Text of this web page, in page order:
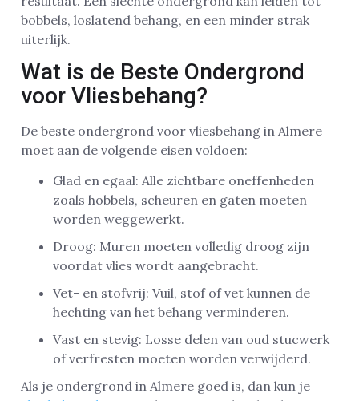
bobbels, loslatend behang, en een minder strak
uiterlijk.
Wat is de Beste Ondergrond
voor Vliesbehang?
De beste ondergrond voor vliesbehang in Almere
moet aan de volgende eisen voldoen:
Glad en egaal: Alle zichtbare oneffenheden
zoals hobbels, scheuren en gaten moeten
worden weggewerkt.
Droog: Muren moeten volledig droog zijn
voordat vlies wordt aangebracht.
Vet- en stofvrij: Vuil, stof of vet kunnen de
hechting van het behang verminderen.
Vast en stevig: Losse delen van oud stucwerk
of verfresten moeten worden verwijderd.
Als je ondergrond in Almere goed is, dan kun je